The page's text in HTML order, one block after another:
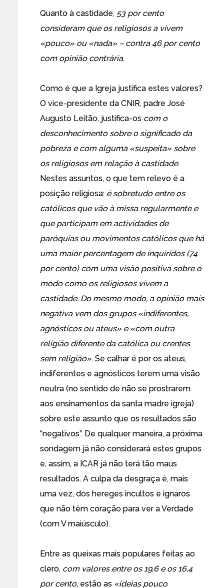
Quanto à castidade, 53 por cento
consideram que os religiosos a vivem
«pouco» ou «nada» – contra 46 por cento
com opinião contrária.
Como é que a Igreja justifica estes valores?
O vice-presidente da CNIR, padre José
Augusto Leitão, justifica-os com o
desconhecimento sobre o significado da
pobreza e com alguma «suspeita» sobre
os religiosos em relação à castidade.
Nestes assuntos, o que tem relevo é a
posição religiosa: é sobretudo entre os
católicos que vão à missa regularmente e
que participam em actividades de
paróquias ou movimentos católicos que há
uma maior percentagem de inquiridos (74
por cento) com uma visão positiva sobre o
modo como os religiosos vivem a
castidade. Do mesmo modo, a opinião mais
negativa vem dos grupos «indiferentes,
agnósticos ou ateus» e «com outra
religião diferente da católica ou crentes
sem religião». Se calhar é por os ateus,
indiferentes e agnósticos terem uma visão
neutra (no sentido de não se prostrarem
aos ensinamentos da santa madre igreja)
sobre este assunto que os resultados são
“negativos”. De qualquer maneira, a próxima
sondagem já não considerará estes grupos
e, assim, a ICAR já não terá tão maus
resultados. A culpa da desgraça é, mais
uma vez, dos hereges incultos e ignaros
que não têm coração para ver a Verdade
(com V maiúsculo).
Entre as queixas mais populares feitas ao
clero, com valores entre os 19,6 e os 16,4
por cento, estão as «ideias pouco